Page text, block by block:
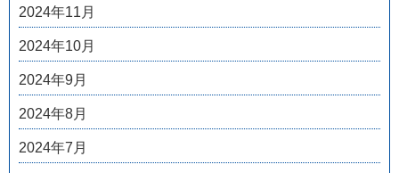
2024年11月
2024年10月
2024年9月
2024年8月
2024年7月